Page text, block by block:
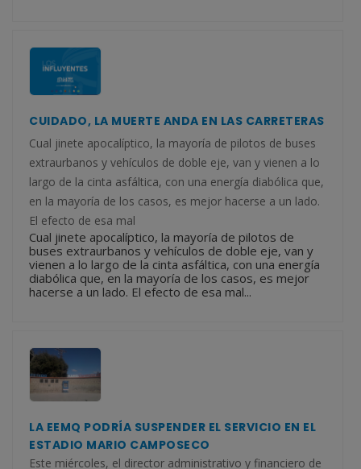
CUIDADO, LA MUERTE ANDA EN LAS CARRETERAS
Cual jinete apocalíptico, la mayoría de pilotos de buses
extraurbanos y vehículos de doble eje, van y vienen a lo
largo de la cinta asfáltica, con una energía diabólica que,
en la mayoría de los casos, es mejor hacerse a un lado.
El efecto de esa mal
Cual jinete apocalíptico, la mayoría de pilotos de
buses extraurbanos y vehículos de doble eje, van y
vienen a lo largo de la cinta asfáltica, con una energía
diabólica que, en la mayoría de los casos, es mejor
hacerse a un lado. El efecto de esa mal...
LA EEMQ PODRÍA SUSPENDER EL SERVICIO EN EL
ESTADIO MARIO CAMPOSECO
Este miércoles, el director administrativo y financiero de